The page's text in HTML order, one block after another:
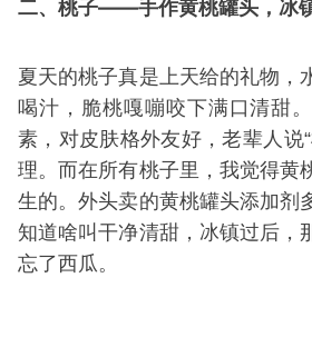
二、桃子——手作黄桃罐头，冰
夏天的桃子真是上天给的礼物，
喝汁，脆桃嘎嘣咬下满口清甜
素，对皮肤格外友好，老辈人说
理。而在所有桃子里，我觉得黄
生的。外头卖的黄桃罐头添加剂
知道啥叫干净清甜，冰镇过后，
忘了西瓜。